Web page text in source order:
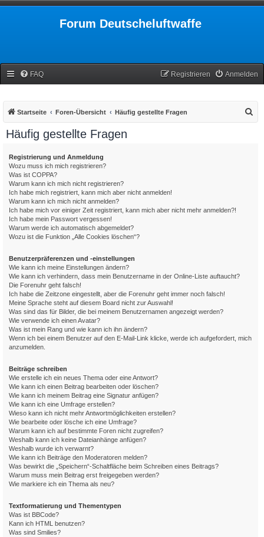
Forum Deutscheluftwaffe
FAQ Anmelden
Registrieren
Startseite Foren-Übersicht Häufig gestellte Fragen
Häufig gestellte Fragen
Registrierung und Anmeldung
Wozu muss ich mich registrieren?
Was ist COPPA?
Warum kann ich mich nicht registrieren?
Ich habe mich registriert, kann mich aber nicht anmelden!
Warum kann ich mich nicht anmelden?
Ich habe mich vor einiger Zeit registriert, kann mich aber nicht mehr anmelden?!
Ich habe mein Passwort vergessen!
Warum werde ich automatisch abgemeldet?
Wozu ist die Funktion „Alle Cookies löschen“?
Benutzerpräferenzen und -einstellungen
Wie kann ich meine Einstellungen ändern?
Wie kann ich verhindern, dass mein Benutzername in der Online-Liste auftaucht?
Die Forenuhr geht falsch!
Ich habe die Zeitzone eingestellt, aber die Forenuhr geht immer noch falsch!
Meine Sprache steht auf diesem Board nicht zur Auswahl!
Was sind das für Bilder, die bei meinem Benutzernamen angezeigt werden?
Wie verwende ich einen Avatar?
Was ist mein Rang und wie kann ich ihn ändern?
Wenn ich bei einem Benutzer auf den E-Mail-Link klicke, werde ich aufgefordert, mich
anzumelden.
Beiträge schreiben
Wie erstelle ich ein neues Thema oder eine Antwort?
Wie kann ich einen Beitrag bearbeiten oder löschen?
Wie kann ich meinem Beitrag eine Signatur anfügen?
Wie kann ich eine Umfrage erstellen?
Wieso kann ich nicht mehr Antwortmöglichkeiten erstellen?
Wie bearbeite oder lösche ich eine Umfrage?
Warum kann ich auf bestimmte Foren nicht zugreifen?
Weshalb kann ich keine Dateianhänge anfügen?
Weshalb wurde ich verwarnt?
Wie kann ich Beiträge den Moderatoren melden?
Was bewirkt die „Speichern“-Schaltfläche beim Schreiben eines Beitrags?
Warum muss mein Beitrag erst freigegeben werden?
Wie markiere ich ein Thema als neu?
Textformatierung und Thementypen
Was ist BBCode?
Kann ich HTML benutzen?
Was sind Smilies?